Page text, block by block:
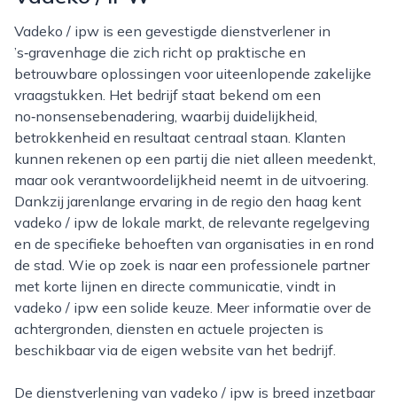
Vadeko / ipw is een gevestigde dienstverlener in
’s‑gravenhage die zich richt op praktische en
betrouwbare oplossingen voor uiteenlopende zakelijke
vraagstukken. Het bedrijf staat bekend om een
no‑nonsensebenadering, waarbij duidelijkheid,
betrokkenheid en resultaat centraal staan. Klanten
kunnen rekenen op een partij die niet alleen meedenkt,
maar ook verantwoordelijkheid neemt in de uitvoering.
Dankzij jarenlange ervaring in de regio den haag kent
vadeko / ipw de lokale markt, de relevante regelgeving
en de specifieke behoeften van organisaties in en rond
de stad. Wie op zoek is naar een professionele partner
met korte lijnen en directe communicatie, vindt in
vadeko / ipw een solide keuze. Meer informatie over de
achtergronden, diensten en actuele projecten is
beschikbaar via de eigen website van het bedrijf.
De dienstverlening van vadeko / ipw is breed inzetbaar